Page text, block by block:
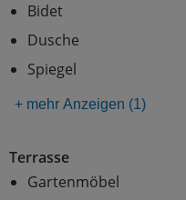
Bidet
Dusche
Spiegel
+ mehr Anzeigen (1)
Terrasse
Gartenmöbel